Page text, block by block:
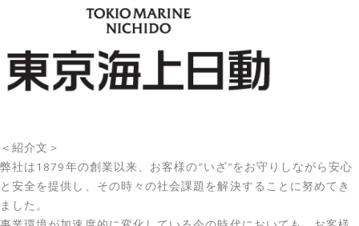
＜紹介文＞
弊社は1879年の創業以来、お客様の″いざ″をお守りしながら安心
と安全を提供し、その時々の社会課題を解決することに努めてき
ました。